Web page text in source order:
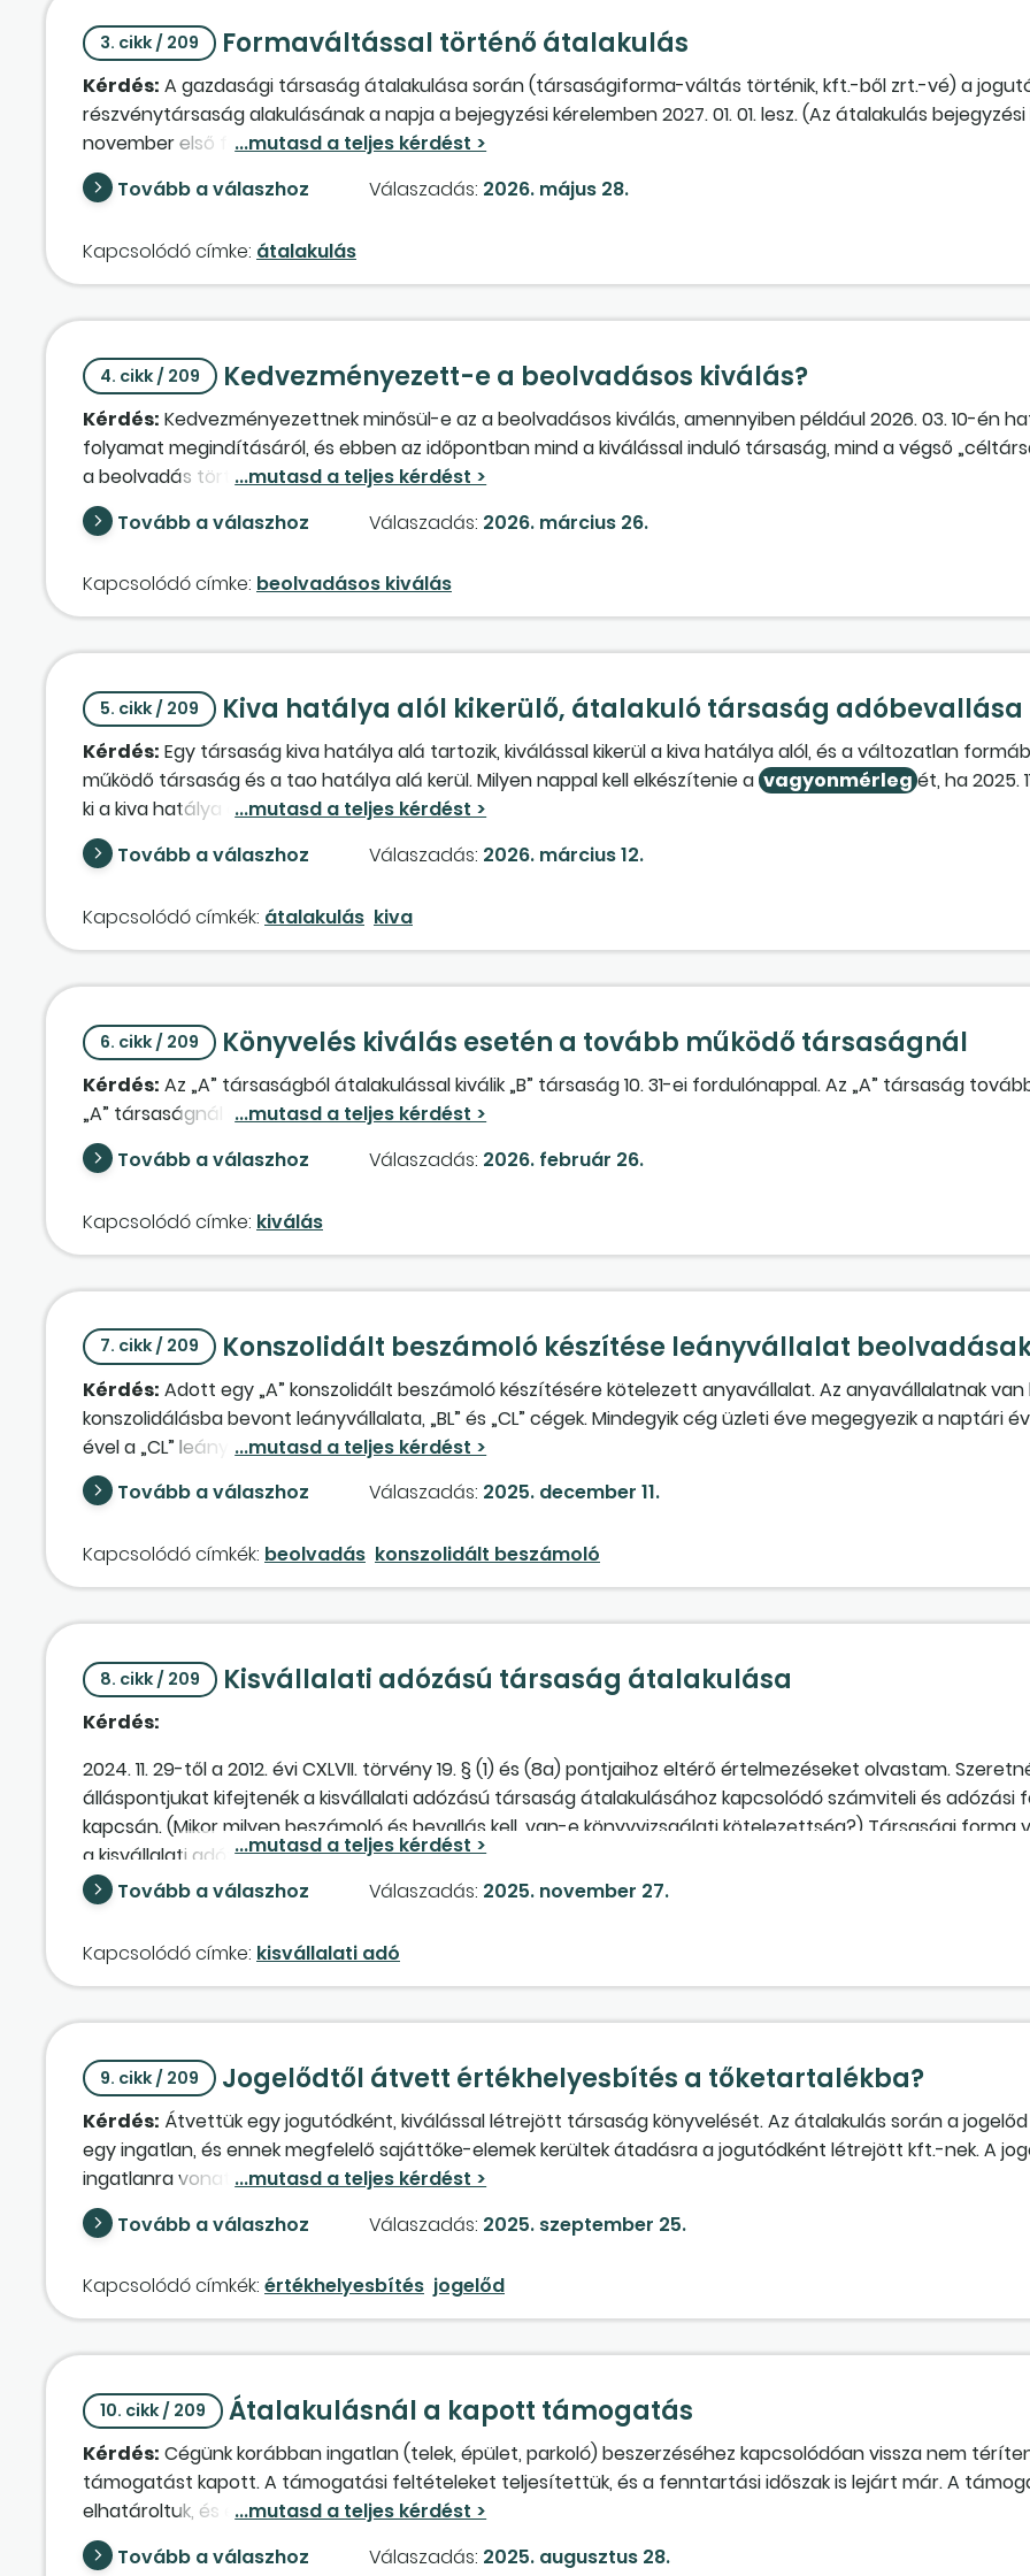
3. cikk / 209 Formaváltással történő átalakulás
Kérdés: A gazdasági társaság átalakulása során (társaságiforma-váltás történik, kft.-ből zrt.-vé) a
részvénytársaság alakulásának a napja a bejegyzési kérelemben 2027. 01. 01. lesz. (Az átalakulás
november első felében kerül a Cégbíróságra benyújtásra.) Mindezek alapján, kérem, határozzák meg a
dátumokat:
– a jogelőd társaság záró beszámolójának fordulónapja;
– a jogelőd társaság megszűnésének napja;
– a jogelőd társaság záró beszámolója közzétételének határideje;
– a végleges átalakulási vagyonleltár ésvagyonmérlegközzétételének határideje.
Tovább a válaszhoz Válaszadás: 2026. május 28.
Kapcsolódó címke: átalakulás
4. cikk / 209 Kedvezményezett-e a beolvadásos kiválás?
Kérdés: Kedvezményezettnek minősül-e az a beolvadásos kiválás, amennyiben például 2026. 03. 10-én
folyamat megindításáról, és ebben az időpontban mind a kiválással induló társaság, mind a végső
a beolvadás történik, ugyanazon két magánszemélynek a tulajdonában van? Első olvasatra egyértelműnek
igen, de a bizonytalanságot az okozza, hogy a fenti tulajdonosi azonosság a „céltársaságban” csak 2026.
létre, előtte két idegen magánszemély volt a tulajdonos. Viszont a
Tovább a válaszhoz Válaszadás: 2026. március 26.
Kapcsolódó címke: beolvadásos kiválás
5. cikk / 209 Kiva hatálya alól kikerülő, átalakuló társaság adóbevallása
Kérdés: Egy társaság kiva hatálya alá tartozik, kiválással kikerül a kiva hatálya alól, és a változatlan
működő társaság és a tao hatálya alá kerül. Milyen nappal kell elkészítenie a vagyonmérleg ét, ha 2025.
ki a kiva hatálya alól, az új kiváló társaságot 2025. 11. 30-ával jegyzik be? A kiválás során a pozitív áttérési
képzett fejlesztési tartalékot már a
társaságnál, vagy nem kell még avagyonmérleg ben kimutatni, csak a következő nappal, 2025. 12. 01-
Tovább a válaszhoz Válaszadás: 2026. március 12.
Kapcsolódó címkék: átalakulás kiva
6. cikk / 209 Könyvelés kiválás esetén a tovább működő társaságnál
Kérdés: Az „A” társaságból átalakulással kiválik „B” társaság 10. 31-ei fordulónappal. Az „A” társaság
„A” társaságnál a „B” társaságnak átadott vagyonelemeket hogyan kell könyvelni?
Tovább a válaszhoz
Válaszadás: 2026. február 26.
Kapcsolódó címke: kiválás
7. cikk / 209 Konszolidált beszámoló készítése leányvállalat
Kérdés: Adott egy „A” konszolidált beszámoló készítésére kötelezett anyavállalat. Az anyavállalatnak van
konszolidálásba bevont leányvállalata, „BL” és „CL” cégek. Mindegyik cég üzleti éve megegyezik a naptári
ével a „CL” leányvállalatba beolvadt a „BL” leányvállalat. A kérdésünk, hogy „A” leányvállalat esetében a
könyvelése tekintetében milyen könyvelési lépésekre és tételekre van szükség (kontírozással)? Valamint a
beszámolóra vonatkozóan ezen beolvadásnak milyen hatása van? „BL” leányvállalat bármilyen adatát
ezen adatok a „CL” leányvállalatnál is részben szerepelnek (ami még állományban van)?
Tovább a válaszhoz Válaszadás: 2025. december 11.
Kapcsolódó címkék: beolvadás konszolidált beszámoló
8. cikk / 209 Kisvállalati adózású társaság átalakulása
Kérdés:
2024. 11. 29-től a 2012. évi CXLVII. törvény 19. § (1) és (8a) pontjaihoz eltérő értelmezéseket olvastam.
álláspontjukat kifejtenék a kisvállalati adózású társaság átalakulásához kapcsolódó számviteli és adózási
kapcsán. (Mikor milyen beszámoló és bevallás kell, van-e könyvvizsgálati kötelezettség?) Társasági forma
a kisvállalati adózású társaságnál, amely továbbra is a kivát választja, mik a teendők? (Beolvadásnál az
pedig a változatlan formában tovább működő társaságnak kell-e beszámolót és adóbevallást készítenie,
év ebben az esetben?)
Tovább a válaszhoz Válaszadás: 2025. november 27.
Kapcsolódó címke: kisvállalati adó
9. cikk / 209 Jogelődtől átvett értékhelyesbítés a tőketartalékba?
Kérdés: Átvettük egy jogutódként, kiválással létrejött társaság könyvelését. Az átalakulás során a
egy ingatlan, és ennek megfelelő sajáttőke-elemek kerültek átadásra a jogutódként létrejött kft.-nek. A
ingatlanra vonatkozóan értékhelyesbítés került elszámolásra, melynek forrásoldala az értékelési tartalék. A
vagyonleltár/
nél a tőketartalék értékét növelve („rendezés” oszlopban mint tőkeelemek átrendezése). Helyes-e a
tőketartalék megszűnésének esetei a fentieket figyelembe véve?
Tovább a válaszhoz Válaszadás: 2025. szeptember 25.
Kapcsolódó címkék: értékhelyesbítés jogelőd
10. cikk / 209 Átalakulásnál a kapott támogatás
Kérdés: Cégünk korábban ingatlan (telek, épület, parkoló) beszerzéséhez kapcsolódóan vissza nem
támogatást kapott. A támogatási feltételeket teljesítettük, és a fenntartási időszak is lejárt már. A
elhatároltuk, és értékcsökkenés-arányosan oldjuk fel az egyéb bevétellel szemben. Társaságunk az
folyamán kedvezményezett átalakulás keretében kiválásos beolvadással átviszi egy másik cégbe. Mi a
esetben a fennmaradó elhatárolással? Fel kell oldani a kiválás időpontjában a teljes fennmaradó
Tovább a válaszhoz Válaszadás: 2025. augusztus 28.